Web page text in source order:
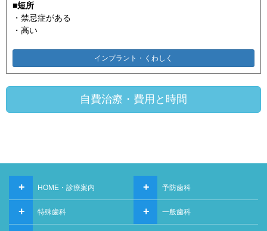
■短所
・禁忌症がある
・高い
インプラント・くわしく
自費治療・費用と時間
HOME・診療案内
+ 予防歯科
+
特殊歯科
+ 一般歯科
+